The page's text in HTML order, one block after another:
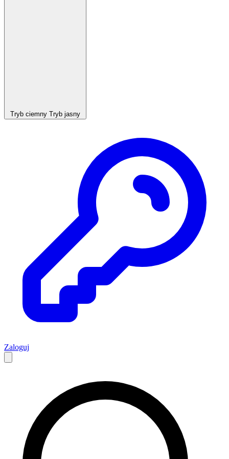
Tryb ciemny Tryb jasny
Zaloguj